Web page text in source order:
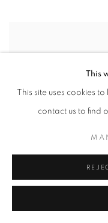
This
This site uses cookies
contact us to find